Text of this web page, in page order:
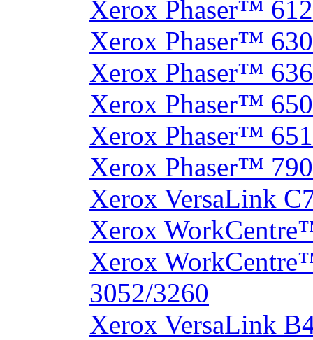
Xerox Phaser™
Xerox Phaser™
Xerox Phaser™
Xerox Phaser™
Xerox Phaser™
Xerox Phaser™ 790
Xerox VersaLink
Xerox
Xerox
3052/3260
Xerox VersaLink